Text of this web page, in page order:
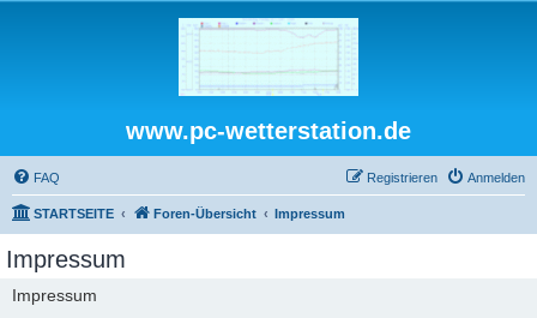
www.pc-wetterstation.de
FAQ Anmelden
Registrieren
STARTSEITE Foren-Übersicht Impressum
Impressum
Impressum